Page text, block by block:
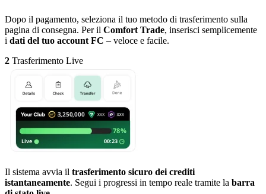
Dopo il pagamento, seleziona il tuo metodo di trasferimento sulla
pagina di consegna. Per il Comfort Trade, inserisci semplicemente
i dati del tuo account FC – veloce e facile.
2 Trasferimento Live
Il sistema avvia il trasferimento sicuro dei crediti
istantaneamente. Segui i progressi in tempo reale tramite la barra